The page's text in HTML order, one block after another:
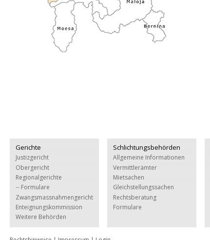
Gerichte
Justizgericht
Obergericht
Regionalgerichte
-- Formulare
Zwangsmassnahmengericht
Enteignungskommission
Weitere Behörden
Schlichtungsbehörden
Allgemeine Informationen
Vermittlerämter
Mietsachen
Gleichstellungssachen
Rechtsberatung
Formulare